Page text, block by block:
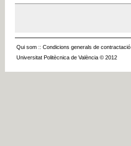
Qui som :: Condicions generals de contractació
Universitat Politècnica de València © 2012